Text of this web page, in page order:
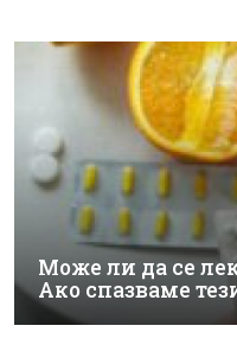
Може ли да се
Ако спазваме